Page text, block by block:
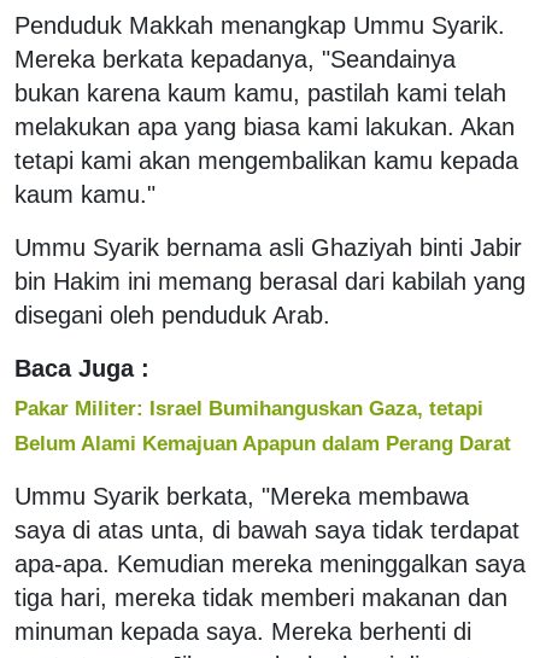
Penduduk Makkah menangkap Ummu Syarik.
Mereka berkata kepadanya, "Seandainya
bukan karena kaum kamu, pastilah kami telah
melakukan apa yang biasa kami lakukan. Akan
tetapi kami akan mengembalikan kamu kepada
kaum kamu."
Ummu Syarik bernama asli Ghaziyah binti Jabir
bin Hakim ini memang berasal dari kabilah yang
disegani oleh penduduk Arab.
Baca Juga :
Pakar Militer: Israel Bumihanguskan Gaza, tetapi
Belum Alami Kemajuan Apapun dalam Perang Darat
Ummu Syarik berkata, "Mereka membawa
saya di atas unta, di bawah saya tidak terdapat
apa-apa. Kemudian mereka meninggalkan saya
tiga hari, mereka tidak memberi makanan dan
minuman kepada saya. Mereka berhenti di